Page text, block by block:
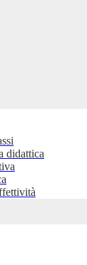
didattica